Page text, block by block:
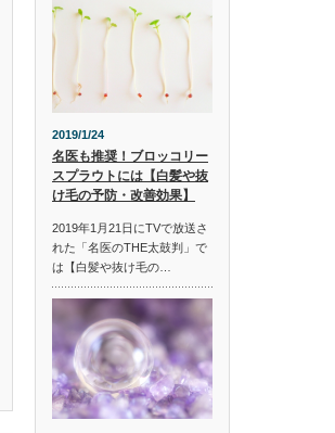
2019/1/24
名医も推奨！ブロッコリー
スプラウトには【白髪や抜
け毛の予防・改善効果】
2019年1月21日にTVで放送さ
れた「名医のTHE太鼓判」で
は【白髪や抜け毛の…